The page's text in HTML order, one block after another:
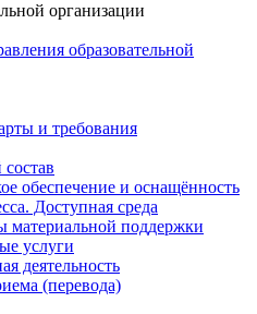
организации
образовательной
и требования
обеспечение и оснащённость
Доступная среда
поддержки
услуги
деятельность
(перевода)